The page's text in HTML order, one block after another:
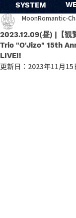
SYSTEM
2023.12.09(昼) |【観
Trio "O'Jizo" 15th
LIVE!!
MoonRomantic-
更新日： 2023年11月15